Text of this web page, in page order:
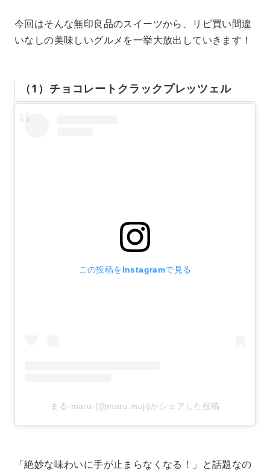
今回はそんな無印良品のスイーツから、リピ買い間違
いなしの美味しいグルメを一挙大放出していきます！
（1）チョコレートクラックプレッツェル
この投稿をInstagramで見る
まる-maru-(@maru.muji)がシェアした投稿
「絶妙な味わいに手が止まらなくなる！」と話題なの